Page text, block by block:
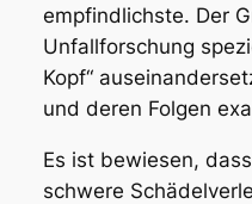
empfindlichste. Der
Unfallforschung
Kopf“
und deren Folgen
Es ist bewiesen,
schwere